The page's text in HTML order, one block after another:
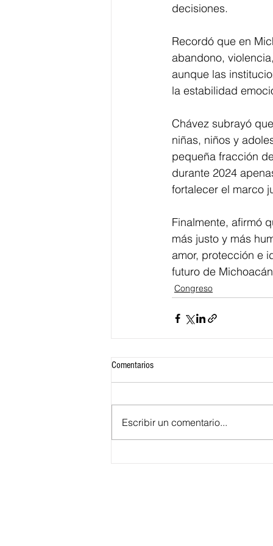
decisiones.
Recordó que en
abandono,
aunque las
la estabilidad
Chávez subrayó
niñas, niños y
pequeña fracción
durante 2024
fortalecer el marco
Finalmente, afirmó
más justo y más
amor, protección e
futuro de
Congreso
Comentarios
Escribir un comentario...